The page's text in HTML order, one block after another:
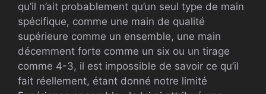
qu’il n’ait probablement qu’un seul type de main
spécifique, comme une main de qualité
supérieure comme un ensemble, une main
décemment forte comme un six ou un tirage
comme 4-3, il est impossible de savoir ce qu’il
fait réellement, étant donné notre limité